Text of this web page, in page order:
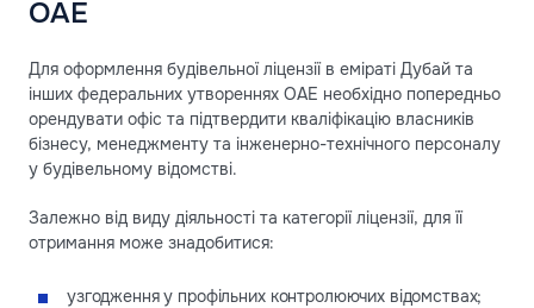
ОАЕ
Для оформлення будівельної ліцензії в еміраті Дубай та
інших федеральних утвореннях ОАЕ необхідно попередньо
орендувати офіс та підтвердити кваліфікацію власників
бізнесу, менеджменту та інженерно-технічного персоналу
у будівельному відомстві.
Залежно від виду діяльності та категорії ліцензії, для її
отримання може знадобитися:
узгодження у профільних контролюючих відомствах;